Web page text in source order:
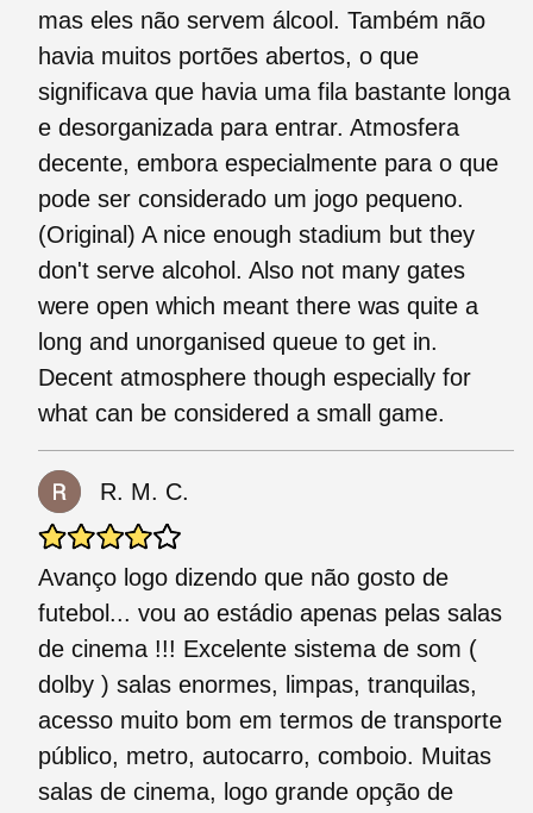
mas eles não servem álcool. Também não
havia muitos portões abertos, o que
significava que havia uma fila bastante longa
e desorganizada para entrar. Atmosfera
decente, embora especialmente para o que
pode ser considerado um jogo pequeno.
(Original) A nice enough stadium but they
don't serve alcohol. Also not many gates
were open which meant there was quite a
long and unorganised queue to get in.
Decent atmosphere though especially for
what can be considered a small game.
R. M. C.
Avanço logo dizendo que não gosto de
futebol... vou ao estádio apenas pelas salas
de cinema !!! Excelente sistema de som (
dolby ) salas enormes, limpas, tranquilas,
acesso muito bom em termos de transporte
público, metro, autocarro, comboio. Muitas
salas de cinema, logo grande opção de